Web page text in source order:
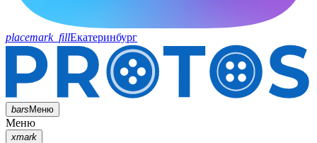
placemark_fillЕкатеринбург
barsМеню
Меню
xmark